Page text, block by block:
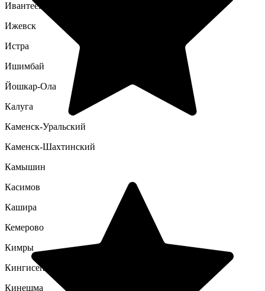
Ивантеевка
Ижевск
Истра
Ишимбай
Йошкар-Ола
Калуга
Каменск-Уральский
Каменск-Шахтинский
Камышин
Касимов
Кашира
Кемерово
Кимры
Кингисепп
Кинешма